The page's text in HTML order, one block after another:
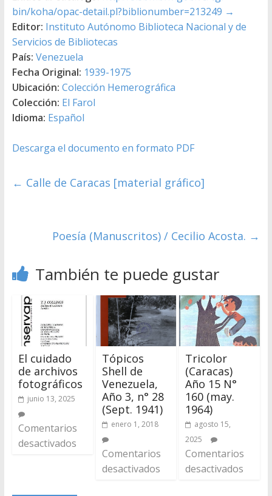
bin/koha/opac-detail.pl?biblionumber=213249 →
Editor: Instituto Autónomo Biblioteca Nacional y de
Servicios de Bibliotecas
País: Venezuela
Fecha Original: 1939-1975
Ubicación: Colección Hemerográfica
Colección: El Farol
Idioma: Español
Descarga el documento en formato PDF
← Calle de Caracas [material gráfico]
Poesía (Manuscritos) / Cecilio Acosta. →
También te puede gustar
El cuidado
de archivos
fotográficos
junio 13, 2025
Comentarios
desactivados
Tópicos
Shell de
Venezuela,
Año 3, n° 28
(Sept. 1941)
enero 1, 2018
Comentarios
desactivados
Tricolor
(Caracas)
Año 15 N°
160 (may.
1964)
agosto 15,
2025
Comentarios
desactivados